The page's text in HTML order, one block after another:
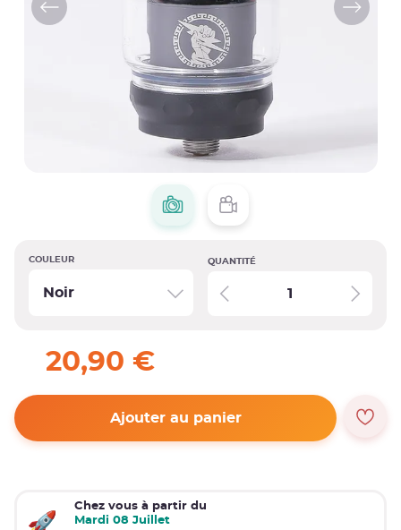
COULEUR
Noir
QUANTITÉ
20,90 €
Ajouter au panier
Chez vous à partir du
Mardi 08 Juillet